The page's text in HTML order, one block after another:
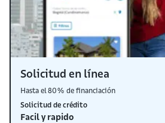
Solicitud en línea
Hasta el 80% de financiación
Solicitud de crédito
Facil y rapido